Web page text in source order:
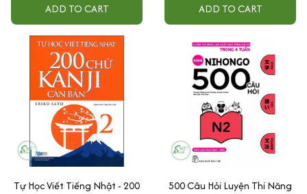
ADD TO CART ADD TO CART
Tự Học Viết Tiếng Nhật - 200
500 Câu Hỏi Luyện Thi Năng